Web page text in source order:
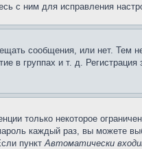
с ним для исправления
сообщения, или нет. Тем
в группах и т. д. Регистрация
только некоторое
каждый раз, вы можете
пунктАвтоматически